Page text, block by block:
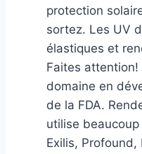
protection
sortez. Les UV
élastiques et
Faites
domaine en
de la FDA.
utilise
Exilis, Profound,